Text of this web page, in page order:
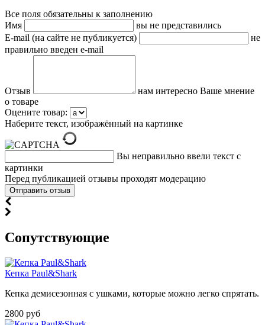
Все поля обязательны к заполнению
Имя
вы не представились
E-mail (на сайте не публикуется)
не
правильно введен e-mail
Отзыв
нам интересно Ваше мнение
о товаре
Оцените товар:
Наберите текст, изображённый на картинке
Вы неправильно ввели текст с
картинки
Перед публикацией отзывы проходят модерацию
Cопутствующие
Кепка Paul&Shark
Кепка демисезонная с ушками, которые можно легко спрятать.
2800 руб